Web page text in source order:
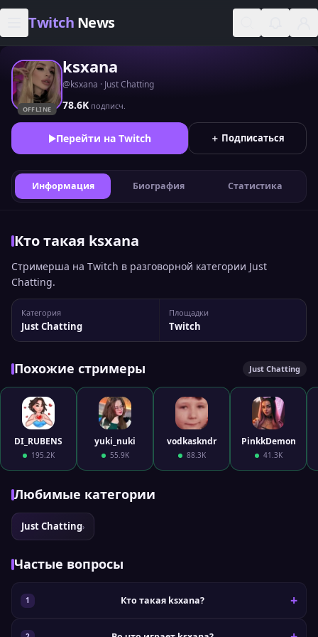
Skip to content
Twitch News
OFFLINE
ksxana
@ksxana · Just Chatting
78.6K подписч.
Перейти на Twitch ＋ Подписаться
Информация Биография Статистика
Кто такая ksxana
Стримерша на Twitch в разговорной категории Just
Chatting.
Категория
Just Chatting
Площадки
Twitch
Похожие стримеры Just Chatting
DI_RUBENS
195.2K
yuki_nuki
55.9K
vodkaskndr
88.3K
PinkkDemon
41.3K
Любимые категории
Just Chatting›
Частые вопросы
Кто такая ksxana?